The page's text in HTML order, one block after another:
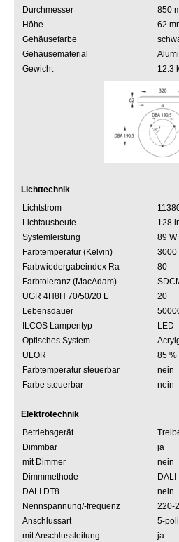
Durchmesser
850
Höhe
62
Gehäusefarbe
Gehäusematerial
Gewicht
12.3
Lichttechnik
Lichtstrom
Lichtausbeute
128
Systemleistung
89 W
Farbtemperatur (Kelvin)
3000
Farbwiedergabeindex Ra
80
Farbtoleranz (MacAdam)
UGR 4H8H 70/50/20 L
20
Lebensdauer
ILCOS Lampentyp
LED
Optisches System
ULOR
85 %
Farbtemperatur steuerbar
nein
Farbe steuerbar
nein
Elektrotechnik
Betriebsgerät
Dimmbar
ja
mit Dimmer
nein
Dimmmethode
DALI
DALI DT8
nein
Nennspannung/-frequenz
220-
Anschlussart
5-
mit Anschlussleitung
ja